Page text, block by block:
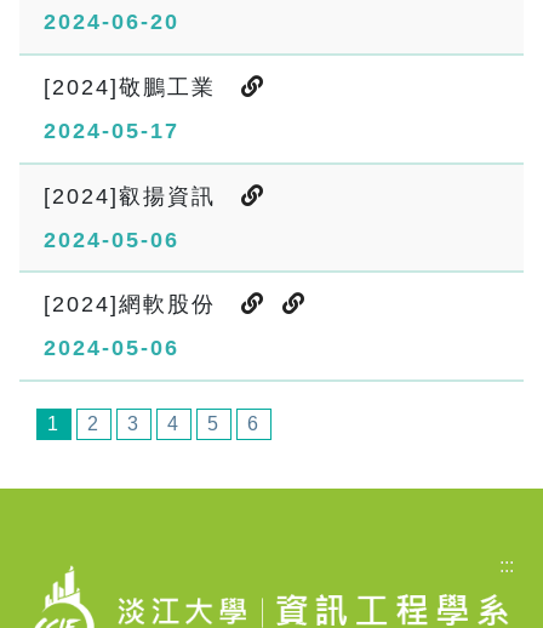
2024-06-20
[2024]敬鵬工業
2024-05-17
[2024]叡揚資訊
2024-05-06
[2024]網軟股份
2024-05-06
1 2 3 4 5 6
:::